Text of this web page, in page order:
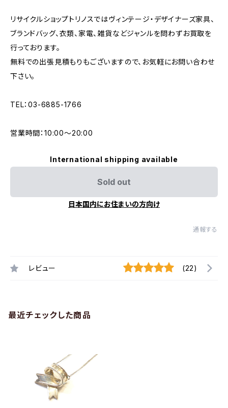
リサイクルショップトリノスではヴィンテージ・デザイナーズ家具、
ブランドバッグ、衣類、家電、雑貨などジャンルを問わずお買取を
行っております。
無料での出張見積もりもございますので、お気軽にお問い合わせ
下さい。
TEL：03-6885-1766
営業時間：10:00〜20:00
International shipping available
Sold out
日本国内にお住まいの方向け
通報する
レビュー (22)
最近チェックした商品